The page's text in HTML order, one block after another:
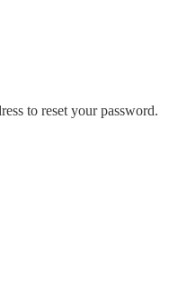
to reset your password.